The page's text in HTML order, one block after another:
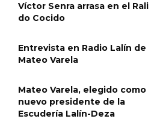
Víctor Senra arrasa en el Rali
do Cocido
Entrevista en Radio Lalín de
Mateo Varela
Mateo Varela, elegido como
nuevo presidente de la
Escudería Lalín-Deza